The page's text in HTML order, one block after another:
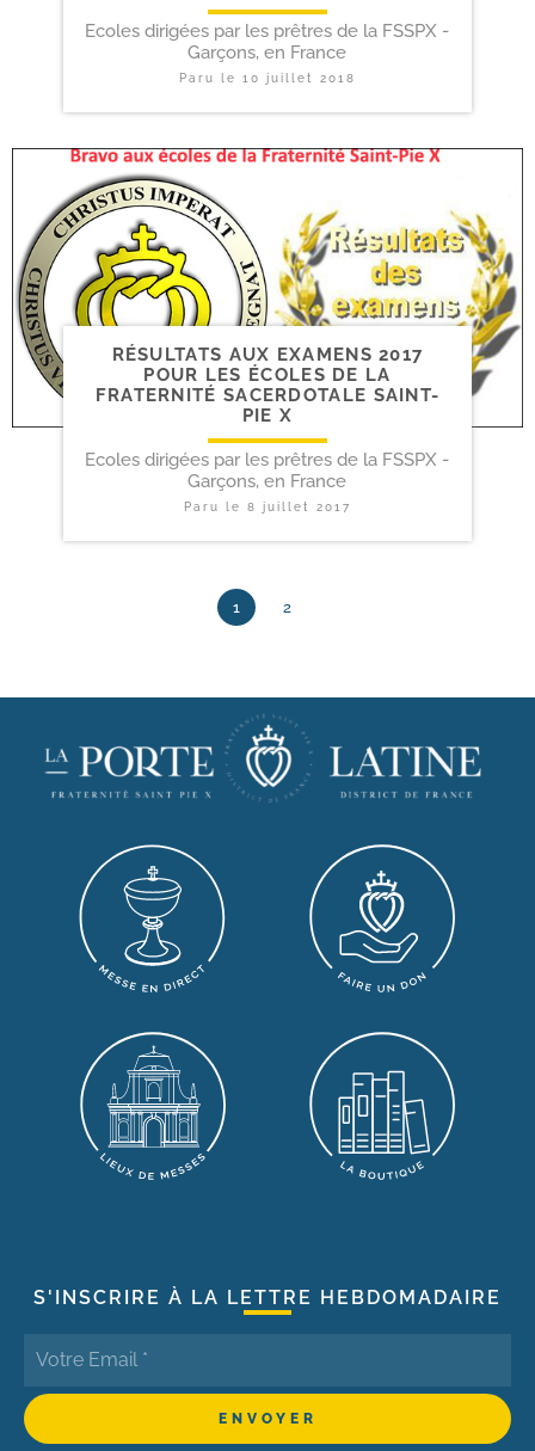
Ecoles dirigées par les prêtres de la FSSPX -
Garçons, en France
Paru le 10 juillet 2018
RÉSULTATS AUX EXAMENS 2017
POUR LES ÉCOLES DE LA
FRATERNITÉ SACERDOTALE SAINT-​
PIE X
Ecoles dirigées par les prêtres de la FSSPX -
Garçons, en France
Paru le 8 juillet 2017
1 2
S'INSCRIRE À LA LETTRE HEBDOMADAIRE